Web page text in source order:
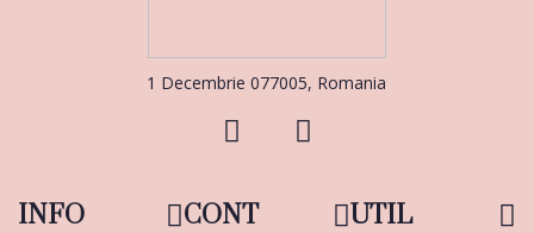
1 Decembrie 077005, Romania
INFO CONT UTIL